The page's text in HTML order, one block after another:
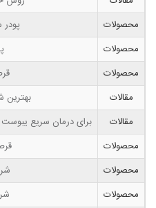
محصولات
محصولات
محصولات
مقالات
بهترین
مقالات
برای درمان سریع
محصولات
محصولات
محصولات